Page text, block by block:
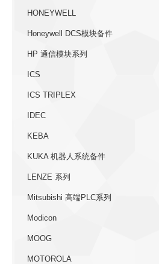
HONEYWELL
Honeywell DCS模块备件
HP 通信模块系列
ICS
ICS TRIPLEX
IDEC
KEBA
KUKA 机器人系统备件
LENZE 系列
Mitsubishi 高端PLC系列
Modicon
MOOG
MOTOROLA